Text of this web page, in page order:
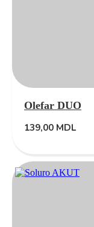
Olefar DUO
139,00 MDL